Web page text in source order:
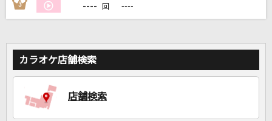
3 ---- 回 ----
カラオケ店舗検索
店舗検索